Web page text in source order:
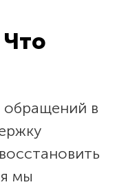
Что
обращений в
мы